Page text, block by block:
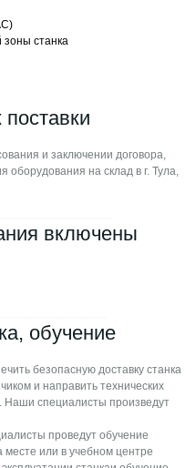
станка
и заключении договора,
оборудования на склад в г. Тула,
включены
обучение
безопасную доставку станка
и направить технических
Наши специалисты произведут
проведут обучение
месте или в учебном центре